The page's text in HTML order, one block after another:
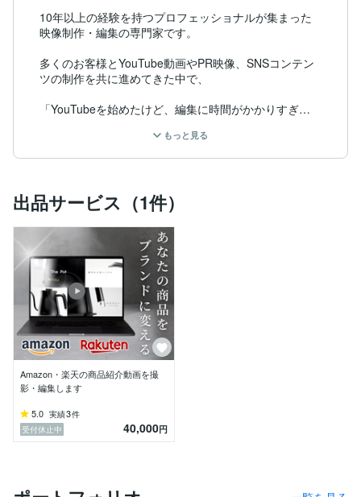
10年以上の経験を持つプロフェッショナルが集まった
映像制作・編集の専門家です。
多くのお客様とYouTube動画やPR映像、SNSコンテン
ツの制作を共に進めてきた中で、
「YouTubeを始めたけど、編集に時間がかかりすぎ
「動画で集客したい！けど企画から撮影、編集まで手が
回らない…」
といった動画制作に関する多くの悩みをよく耳にしま
す。
悩みを抱えている方は今すぐ私にご相談ください。
【実績】
私たちは過去に
・大手企業のプロモーション動画編集
・YouTubeチャンネルの編集・運営サポート
・SNS広告向けショート動画制作
ポートフォリオにも今までの実績の一部を掲載していま
すので、ぜひご参考ください。
Mission（ミッション）：私たちの存在意義
もっと見る
出品サービス（1件）
Amazon・楽天の商品紹介動画を撮
影・編集します
5.0 実績3件
受付休止中
40,000円